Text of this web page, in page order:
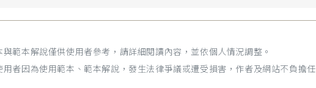
範本解說僅供使用者參考，請詳細閱讀內容，並依個人情況調整。
用者因為使用範本、範本解說，發生法律爭議或遭受損害，作者及網站不負擔任